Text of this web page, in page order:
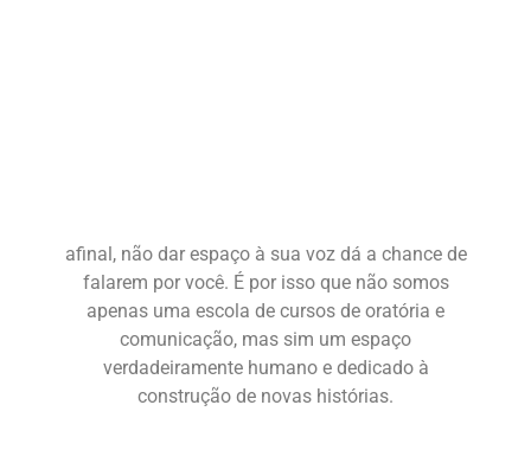
afinal, não dar espaço à sua voz dá a chance de
falarem por você. É por isso que não somos
apenas uma escola de cursos de oratória e
comunicação, mas sim um espaço
verdadeiramente humano e dedicado à
construção de novas histórias.